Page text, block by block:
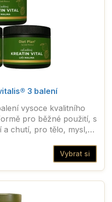
3 balení
vysoce kvalitního
pro běžné použití, s
a chutí, pro tělo, mysl,
Vybrat si